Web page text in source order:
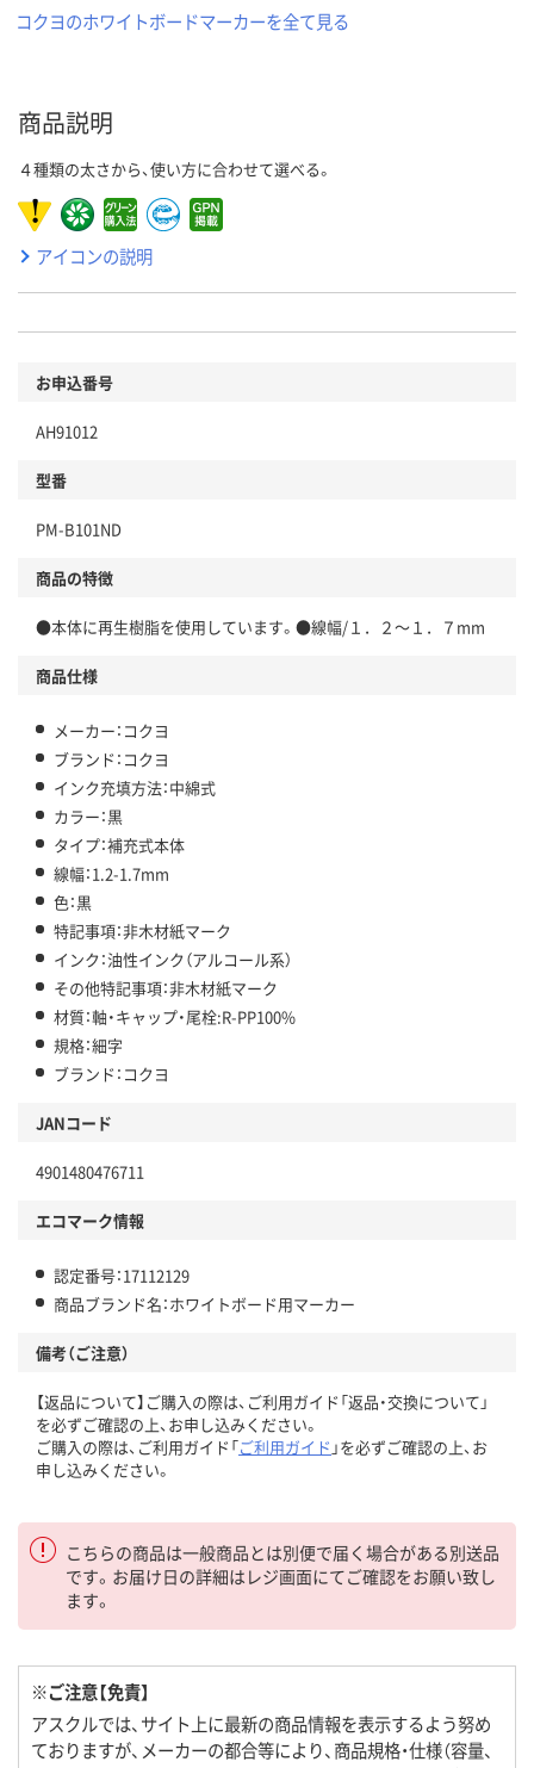
コクヨのホワイトボードマーカーを全て見る
商品説明
４種類の太さから、使い方に合わせて選べる。
アイコンの説明
お申込番号
AH91012
型番
PM-B101ND
商品の特徴
●本体に再生樹脂を使用しています。●線幅/１．２～１．７mm
商品仕様
メーカー：コクヨ
ブランド：コクヨ
インク充填方法：中綿式
カラー：黒
タイプ：補充式本体
線幅：1.2-1.7mm
色：黒
特記事項：非木材紙マーク
インク：油性インク（アルコール系）
その他特記事項：非木材紙マーク
材質：軸・キャップ・尾栓:R-PP100%
規格：細字
ブランド：コクヨ
JANコード
4901480476711
エコマーク情報
認定番号：17112129
商品ブランド名：ホワイトボード用マーカー
備考（ご注意）
【返品について】ご購入の際は、ご利用ガイド「返品・交換について」
を必ずご確認の上、お申し込みください。
ご購入の際は、ご利用ガイド「ご利用ガイド 」を必ずご確認の上、お
申し込みください。
こちらの商品は一般商品とは別便で届く場合がある別送品
です。お届け日の詳細はレジ画面にてご確認をお願い致し
ます。
※ご注意【免責】
アスクルでは、サイト上に最新の商品情報を表示するよう努め
ておりますが、メーカーの都合等により、商品規格・仕様（容量、